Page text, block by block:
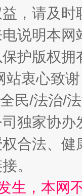
酒
，请及
说明本
护版权
站衷心致
民/法治/
独家协
合法、
。
生，本网